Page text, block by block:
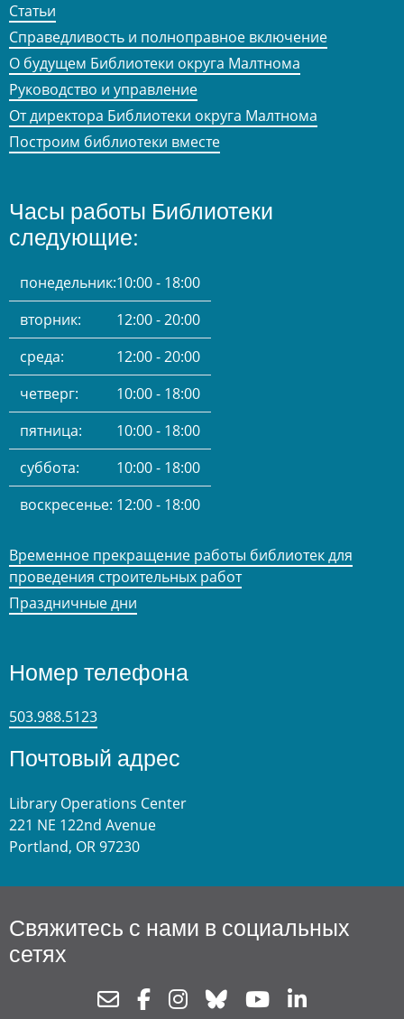
Статьи
Справедливость и полноправное включение
О будущем Библиотеки округа Малтнома
Руководство и управление
От директора Библиотеки округа Малтнома
Построим библиотеки вместе
Часы работы Библиотеки
следующие:
понедельник:10:00 - 18:00
вторник:
12:00 - 20:00
среда:
12:00 - 20:00
четверг:
10:00 - 18:00
пятница:
10:00 - 18:00
суббота:
10:00 - 18:00
воскресенье: 12:00 - 18:00
Временное прекращение работы библиотек для
проведения строительных работ
Праздничные дни
Номер телефона
503.988.5123
Почтовый адрес
Library Operations Center
221 NE 122nd Avenue
Portland, OR 97230
Свяжитесь с нами в социальных
сетях
NewsletterFacebookInstagram
Bluesky Youtube